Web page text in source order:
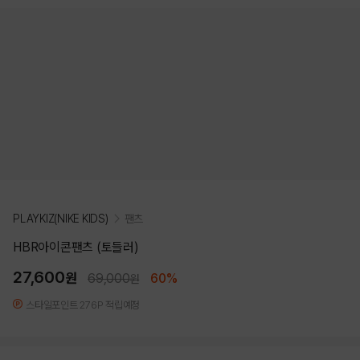
PLAYKIZ(NIKE KIDS) 팬츠
HBR아이콘팬츠 (토들러)
27,600원 69,000원 60%
스타일포인트 276P 적립예정